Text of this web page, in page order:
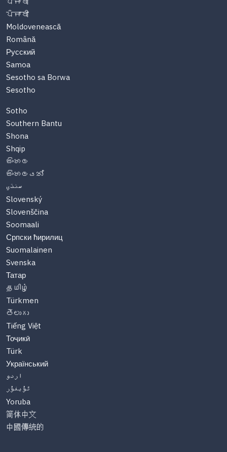
ਪੰਜਾਬੀ
Moldovenească
Română
Русский
Samoa
Sesotho sa Borwa
Sesotho
Sotho
Southern Bantu
Shona
Shqip
සිංහල
සිංහලයන්
سنڌي
Slovenský
Slovenščina
Soomaali
Српски ћирилиц
Suomalainen
Svenska
Татар
தமிழ்
Türkmen
తెలుగు
Tiếng Việt
Тоҷикӣ
Türk
Український
اردو
ئۇيغۇر
Yoruba
简体中文
中國傳統的